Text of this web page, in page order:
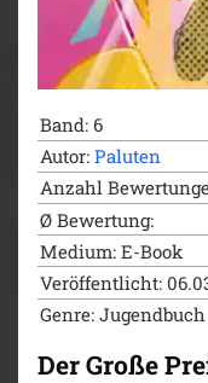
Band: 6
Autor: Paluten
Anzahl
Ø Bewertung:
Medium: E-Book
Veröffentlicht:
Genre: Jugendbuch
Der Große